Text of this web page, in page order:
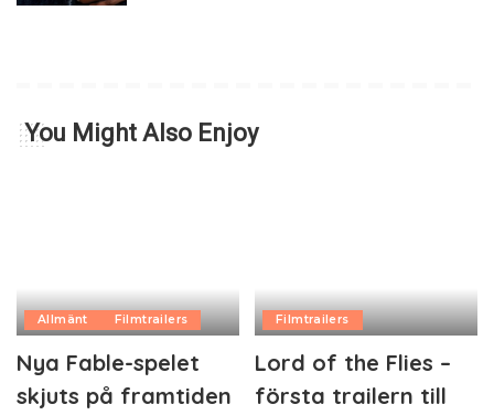
You Might Also Enjoy
Allmänt Filmtrailers
Nya Fable-spelet
skjuts på framtiden
Filmtrailers
Lord of the Flies –
första trailern till